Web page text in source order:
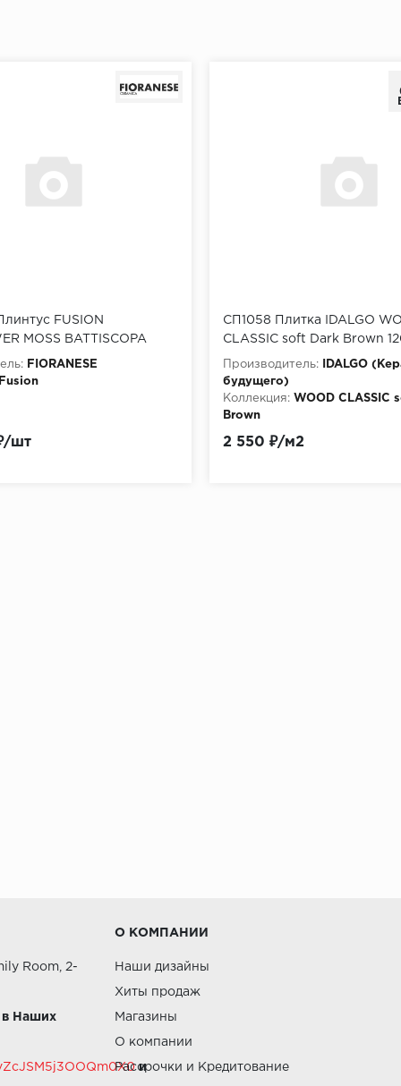
FUSION
MOSS BATTISCOPA
RETT 7,5x60,4 см
FIORANESE
шт
СП1058 Плитка IDALGO
CLASSIC soft Dark Brown
(LMR)_
Производитель:
IDALGO
будущего)
Коллекция: WOOD CLASSIC
Brown
2 550 ₽/м2
Room, 2-
в Наших
и
О КОМПАНИИ
Наши дизайны
Хиты продаж
Магазины
О компании
Рассрочки и Кредитование